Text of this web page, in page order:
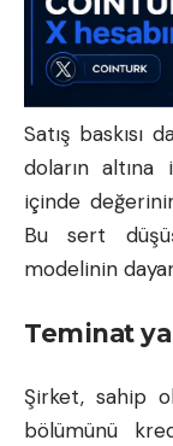
Satış baskısı
doların
içinde
Bu sert
modelinin
Teminat
Şirket, sahip
bölümünü